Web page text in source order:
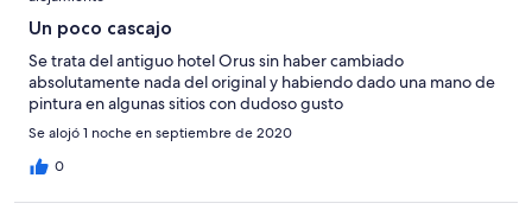
Un poco cascajo
Se trata del antiguo hotel Orus sin haber cambiado
absolutamente nada del original y habiendo dado una mano de
pintura en algunas sitios con dudoso gusto
Se alojó 1 noche en septiembre de 2020
0